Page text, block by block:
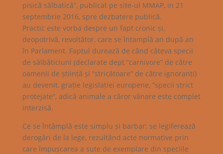
pisică sălbatică”, publicat pe site-ul MMAP, in 21
septembrie 2016, spre dezbatere publică.
Practic este vorba despre un fapt cronic și,
deopotrivă, revoltător, care se întamplă an după an
în Parlament. Faptul durează de când câteva specii
de sălbăticiuni (declarate dept ”carnivore” de către
oamenii de știință și ”stricătoare” de către ignoranți)
au devenit, grație legislației europene, ”specii strict
protejate”, adică animale a căror vânare este complet
interzisă.
Ce se întâmplă este simplu și barbar: se legiferează
derogări de la lege, rezultând acte normative prin
care împușcarea a sute de exemplare din speciile